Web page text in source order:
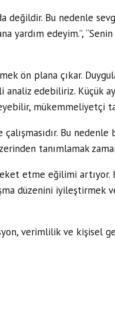
değildir. Bu nedenle
edeyim.”,
ön plana çıkar.
analiz edebiliriz. Küçük
mükemmeliyetçi
Bu
tanımlamak
etme eğilimi
düzenini iyileştirmek
verimlilik ve kişisel